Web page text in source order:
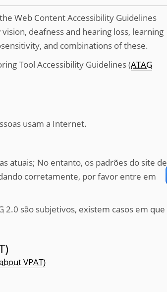
Web Content Accessibility Guidelines
deafness and hearing loss, learning
and combinations of these.
Tool Accessibility Guidelines (ATAG
usam a Internet.
atuais; No entanto, os padrões do site de
corretamente, por favor entre em
2.0 são subjetivos, existem casos em que
VPAT)